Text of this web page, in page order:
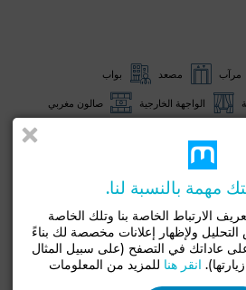
مرآب مصعد بواب
الواجهة الخارجية صالون مغربي
حراسة
مطبخ مجهز
مهمة بالنسبة لنا.
الارتباط الخاصة بنا وتلك الخاصة
ولإظهار إعلانات مخصصة لك بناءً
عاداتك في التصفح (على سبيل المثال
انقر هنا للمزيد من المعلومات